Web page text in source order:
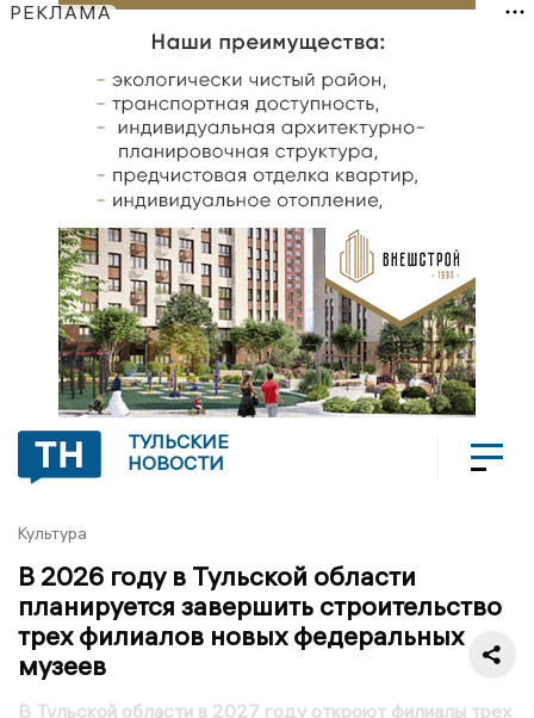
РЕКЛАМА
ТУЛЬСКИЕ
НОВОСТИ
Культура
В 2026 году в Тульской области
планируется завершить строительство
трех филиалов новых федеральных
музеев
В Тульской области в 2027 году откроют филиалы трех